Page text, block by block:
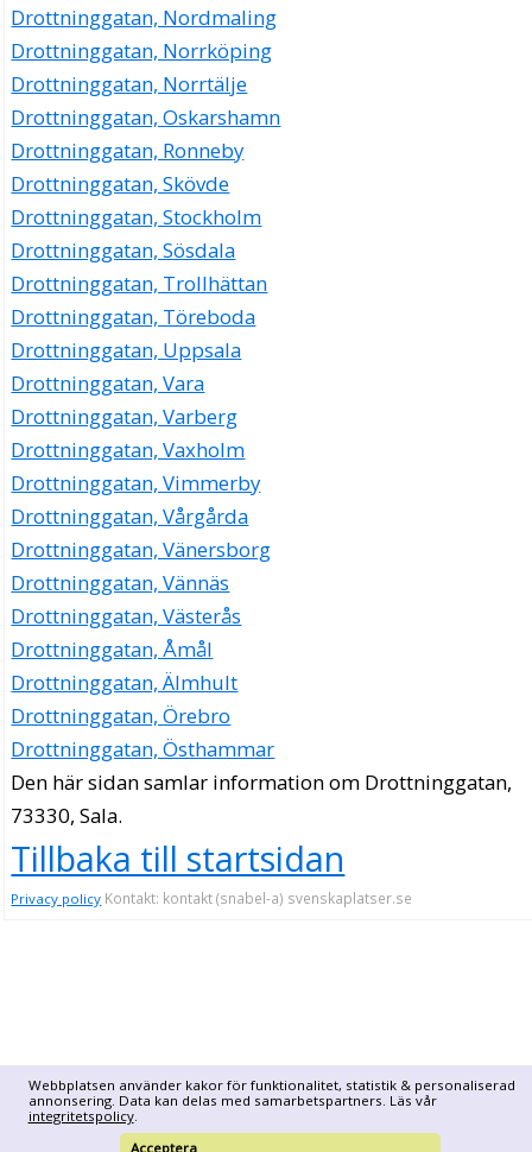
Webbplatsen använder kakor för funktionalitet, statistik & personaliserad
annonsering. Data kan delas med samarbetspartners. Läs vår
integritetspolicy.
Acceptera
Drottninggatan, Nordmaling
Drottninggatan, Norrköping
Drottninggatan, Norrtälje
Drottninggatan, Oskarshamn
Drottninggatan, Ronneby
Drottninggatan, Skövde
Drottninggatan, Stockholm
Drottninggatan, Sösdala
Drottninggatan, Trollhättan
Drottninggatan, Töreboda
Drottninggatan, Uppsala
Drottninggatan, Vara
Drottninggatan, Varberg
Drottninggatan, Vaxholm
Drottninggatan, Vimmerby
Drottninggatan, Vårgårda
Drottninggatan, Vänersborg
Drottninggatan, Vännäs
Drottninggatan, Västerås
Drottninggatan, Åmål
Drottninggatan, Älmhult
Drottninggatan, Örebro
Drottninggatan, Östhammar
Den här sidan samlar information om Drottninggatan,
73330, Sala.
Tillbaka till startsidan
Privacy policy Kontakt: kontakt (snabel-a) svenskaplatser.se